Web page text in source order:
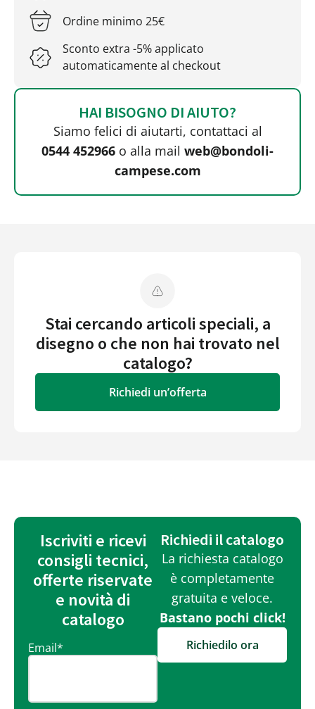
Ordine minimo 25€
Sconto extra -5% applicato
automaticamente al checkout
HAI BISOGNO DI AIUTO?
Siamo felici di aiutarti, contattaci al
0544 452966 o alla mail web@bondoli-
campese.com
Stai cercando articoli speciali, a
disegno o che non hai trovato nel
catalogo?
Richiedi un’offerta
Iscriviti e ricevi
consigli tecnici,
offerte riservate
e novità di
catalogo
Email*
Richiedi il catalogo
La richiesta catalogo
è completamente
gratuita e veloce.
Bastano pochi click!
Richiedilo ora